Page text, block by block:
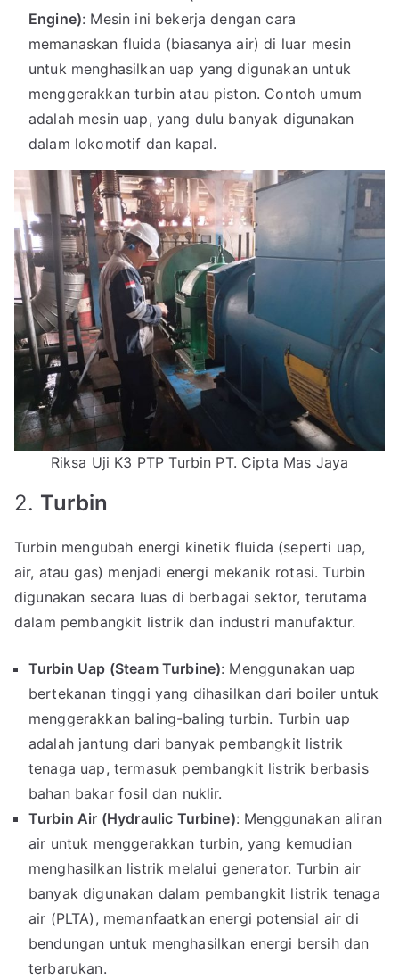
Engine): Mesin ini bekerja dengan cara
memanaskan fluida (biasanya air) di luar mesin
untuk menghasilkan uap yang digunakan untuk
menggerakkan turbin atau piston. Contoh umum
adalah mesin uap, yang dulu banyak digunakan
dalam lokomotif dan kapal.
Riksa Uji K3 PTP Turbin PT. Cipta Mas Jaya
2. Turbin
Turbin mengubah energi kinetik fluida (seperti uap,
air, atau gas) menjadi energi mekanik rotasi. Turbin
digunakan secara luas di berbagai sektor, terutama
dalam pembangkit listrik dan industri manufaktur.
Turbin Uap (Steam Turbine): Menggunakan uap
bertekanan tinggi yang dihasilkan dari boiler untuk
menggerakkan baling-baling turbin. Turbin uap
adalah jantung dari banyak pembangkit listrik
tenaga uap, termasuk pembangkit listrik berbasis
bahan bakar fosil dan nuklir.
Turbin Air (Hydraulic Turbine): Menggunakan aliran
air untuk menggerakkan turbin, yang kemudian
menghasilkan listrik melalui generator. Turbin air
banyak digunakan dalam pembangkit listrik tenaga
air (PLTA), memanfaatkan energi potensial air di
bendungan untuk menghasilkan energi bersih dan
terbarukan.